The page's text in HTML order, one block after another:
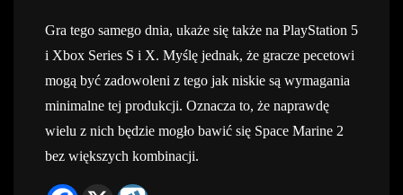
Gra tego samego dnia, ukaże się także na PlayStation 5
i Xbox Series S i X. Myślę jednak, że gracze pecetowi
mogą być zadowoleni z tego jak niskie są wymagania
minimalne tej produkcji. Oznacza to, że naprawdę
wielu z nich będzie mogło bawić się Space Marine 2
bez większych kombinacji.